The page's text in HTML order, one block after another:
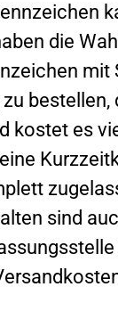
die
mit
bestellen,
kostet es
sind